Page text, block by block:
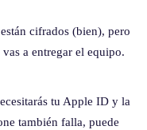
cifrados (bien), pero
a entregar el equipo.
tu Apple ID y la
también falla, puede